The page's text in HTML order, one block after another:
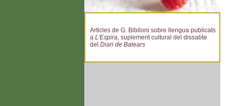
Articles de G. Bibiloni sobre llengua publicats
a L'Espira, suplement cultural del dissabte
del Diari de Balears